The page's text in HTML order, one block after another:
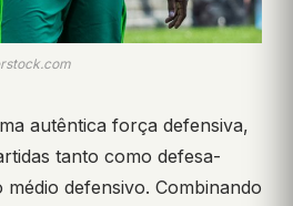
autêntica força defensiva,
tanto como defesa-
defensivo. Combinando